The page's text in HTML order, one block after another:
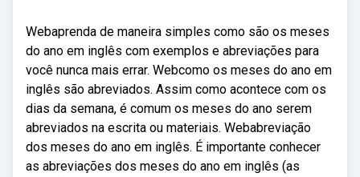
Webaprenda de maneira simples como são os meses
do ano em inglês com exemplos e abreviações para
você nunca mais errar. Webcomo os meses do ano em
inglês são abreviados. Assim como acontece com os
dias da semana, é comum os meses do ano serem
abreviados na escrita ou materiais. Webabreviação
dos meses do ano em inglês. É importante conhecer
as abreviações dos meses do ano em inglês (as